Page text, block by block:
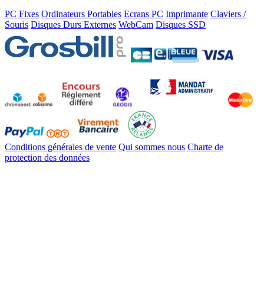
PC Fixes Ordinateurs Portables Ecrans PC Imprimante Claviers /
Souris Disques Durs Externes WebCam Disques SSD
Conditions générales de vente Qui sommes nous Charte de
protection des données